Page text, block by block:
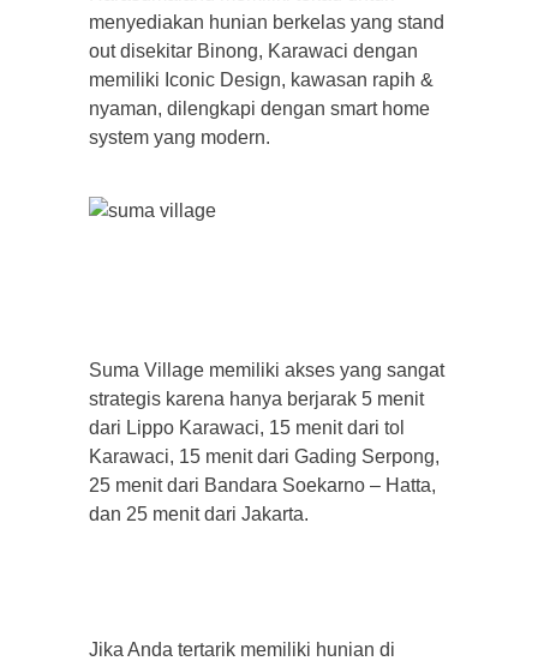
menyediakan hunian berkelas yang stand
out disekitar Binong, Karawaci dengan
memiliki Iconic Design, kawasan rapih &
nyaman, dilengkapi dengan smart home
system yang modern.
Suma Village memiliki akses yang sangat
strategis karena hanya berjarak 5 menit
dari Lippo Karawaci, 15 menit dari tol
Karawaci, 15 menit dari Gading Serpong,
25 menit dari Bandara Soekarno – Hatta,
dan 25 menit dari Jakarta.
Jika Anda tertarik memiliki hunian di